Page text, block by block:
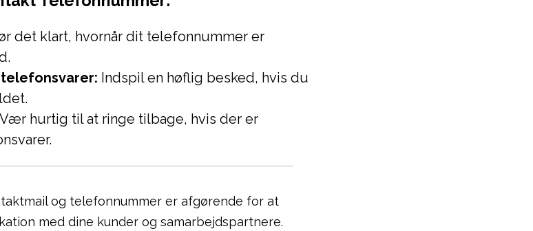
det klart, hvornår dit telefonnummer er
Indspil en høflig besked, hvis du
Vær hurtig til at ringe tilbage, hvis der er
og telefonnummer er afgørende for at
med dine kunder og samarbejdspartnere.